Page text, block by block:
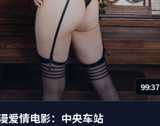
99:37
爱情电影：中央车站